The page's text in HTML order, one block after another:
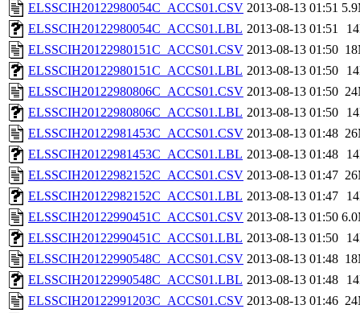
ELSSCIH20122980054C_ACCS01.CSV 2013-08-13 01:51
ELSSCIH20122980054C_ACCS01.LBL 2013-08-13 01:51
ELSSCIH20122980151C_ACCS01.CSV 2013-08-13 01:50
ELSSCIH20122980151C_ACCS01.LBL 2013-08-13 01:50
ELSSCIH20122980806C_ACCS01.CSV 2013-08-13 01:50
ELSSCIH20122980806C_ACCS01.LBL 2013-08-13 01:50
ELSSCIH20122981453C_ACCS01.CSV 2013-08-13 01:48
ELSSCIH20122981453C_ACCS01.LBL 2013-08-13 01:48
ELSSCIH20122982152C_ACCS01.CSV 2013-08-13 01:47
ELSSCIH20122982152C_ACCS01.LBL 2013-08-13 01:47
ELSSCIH20122990451C_ACCS01.CSV 2013-08-13 01:50
ELSSCIH20122990451C_ACCS01.LBL 2013-08-13 01:50
ELSSCIH20122990548C_ACCS01.CSV 2013-08-13 01:48
ELSSCIH20122990548C_ACCS01.LBL 2013-08-13 01:48
ELSSCIH20122991203C_ACCS01.CSV 2013-08-13 01:46